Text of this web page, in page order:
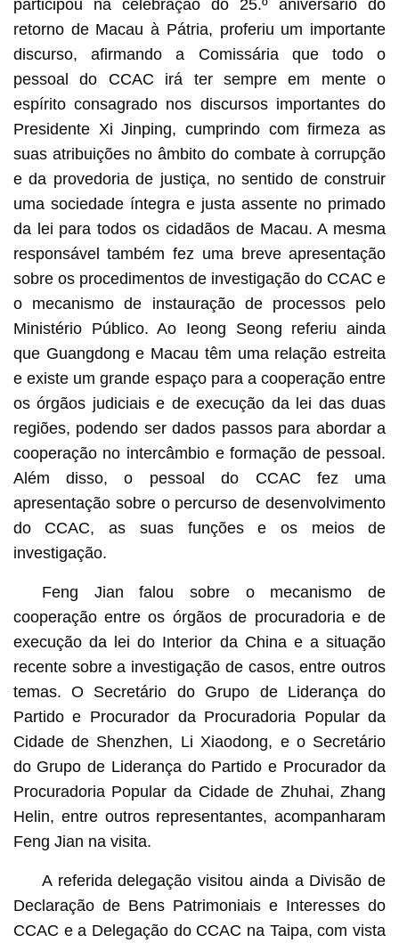
participou na celebração do 25.º aniversário do
retorno de Macau à Pátria, proferiu um importante
discurso, afirmando a Comissária que todo o
pessoal do CCAC irá ter sempre em mente o
espírito consagrado nos discursos importantes do
Presidente Xi Jinping, cumprindo com firmeza as
suas atribuições no âmbito do combate à corrupção
e da provedoria de justiça, no sentido de construir
uma sociedade íntegra e justa assente no primado
da lei para todos os cidadãos de Macau. A mesma
responsável também fez uma breve apresentação
sobre os procedimentos de investigação do CCAC e
o mecanismo de instauração de processos pelo
Ministério Público. Ao Ieong Seong referiu ainda
que Guangdong e Macau têm uma relação estreita
e existe um grande espaço para a cooperação entre
os órgãos judiciais e de execução da lei das duas
regiões, podendo ser dados passos para abordar a
cooperação no intercâmbio e formação de pessoal.
Além disso, o pessoal do CCAC fez uma
apresentação sobre o percurso de desenvolvimento
do CCAC, as suas funções e os meios de
investigação.
Feng Jian falou sobre o mecanismo de
cooperação entre os órgãos de procuradoria e de
execução da lei do Interior da China e a situação
recente sobre a investigação de casos, entre outros
temas. O Secretário do Grupo de Liderança do
Partido e Procurador da Procuradoria Popular da
Cidade de Shenzhen, Li Xiaodong, e o Secretário
do Grupo de Liderança do Partido e Procurador da
Procuradoria Popular da Cidade de Zhuhai, Zhang
Helin, entre outros representantes, acompanharam
Feng Jian na visita.
A referida delegação visitou ainda a Divisão de
Declaração de Bens Patrimoniais e Interesses do
CCAC e a Delegação do CCAC na Taipa, com vista